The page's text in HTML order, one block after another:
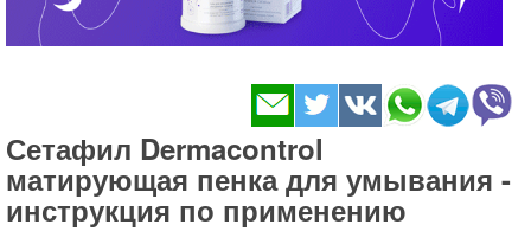
Сетафил Dermacontrol
матирующая пенка для умывания -
инструкция по применению